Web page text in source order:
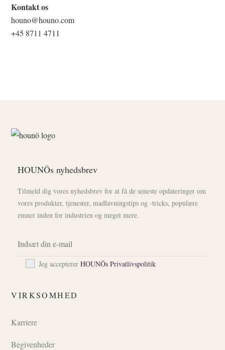
Kontakt os
houno@houno.com
+45 8711 4711
HOUNÖs nyhedsbrev
Tilmeld dig vores nyhedsbrev for at få de seneste opdateringer om
vores produkter, tjenester, madlavningstips og -tricks, populære
emner inden for industrien og meget mere.
Jeg accepterer HOUNÖs Privatlivspolitik
VIRKSOMHED
Karriere
Begivenheder